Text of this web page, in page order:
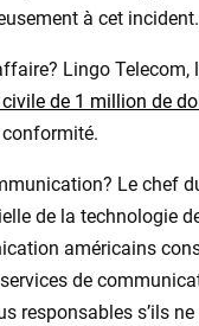
à cet incident.
Lingo Telecom,
de 1 million de
Le chef
de la technologie
américains
de
responsables s’ils